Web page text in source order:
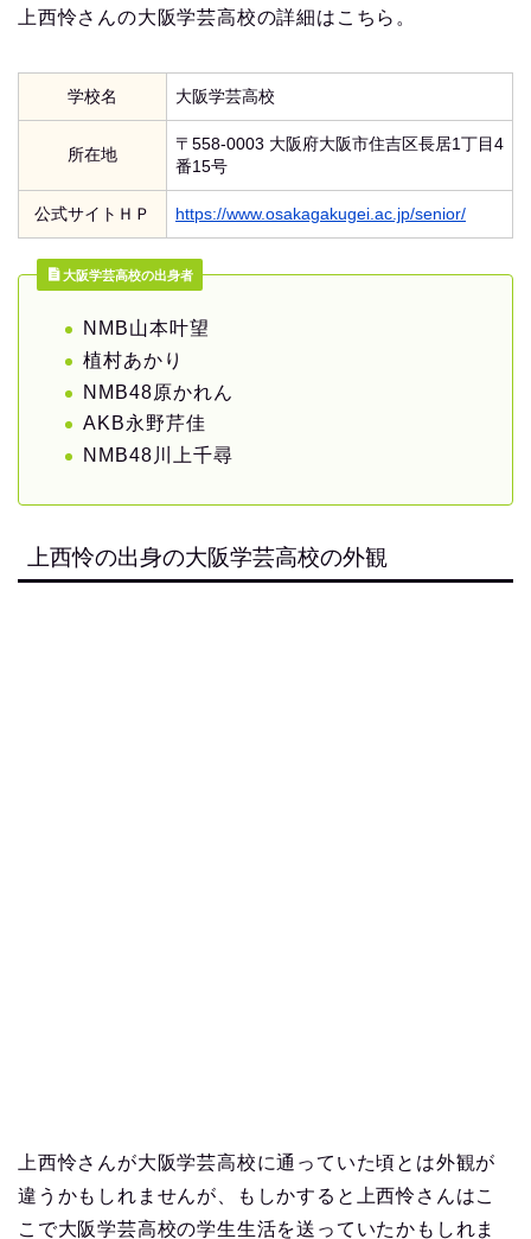
上西怜さんの大阪学芸高校の詳細はこちら。
学校名 大阪学芸高校
所在地
〒558-0003 大阪府大阪市住吉区長居1丁目4
番15号
公式サイトＨＰ https://www.osakagakugei.ac.jp/senior/
大阪学芸高校の出身者
NMB山本叶望
植村あかり
NMB48原かれん
AKB永野芹佳
NMB48川上千尋
上西怜の出身の大阪学芸高校の外観
上西怜さんが大阪学芸高校に通っていた頃とは外観が
違うかもしれませんが、もしかすると上西怜さんはこ
こで大阪学芸高校の学生生活を送っていたかもしれま